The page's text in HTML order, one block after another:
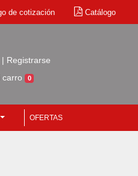
de cotización Catálogo
| Registrarse
carro 0
OFERTAS